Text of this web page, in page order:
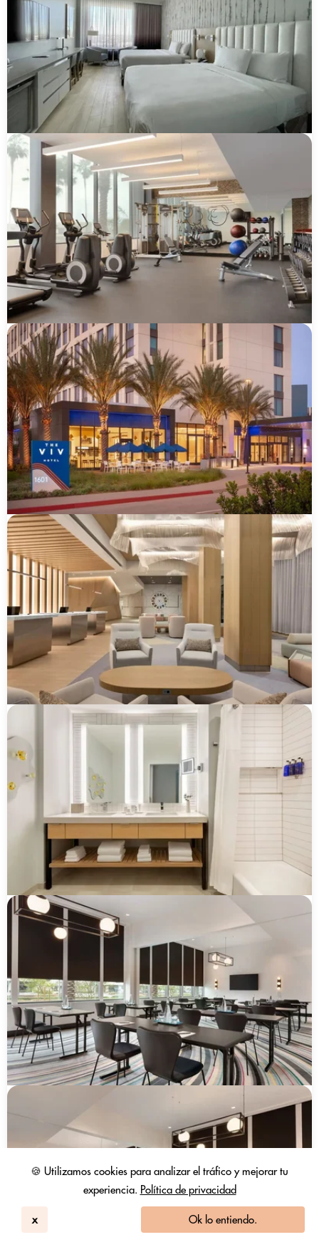
🍪 Utilizamos cookies para analizar el tráfico y mejorar tu
experiencia. Política de privacidad
x Ok lo entiendo.